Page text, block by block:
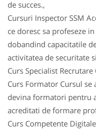
de succes.,
Cursuri Inspector SSM
ce doresc sa profeseze
dobandind capacitatile
activitatea de securitate
Curs Specialist
Curs Formator Cursul se
devina formatori pentru
acreditati de formare
Curs Competente